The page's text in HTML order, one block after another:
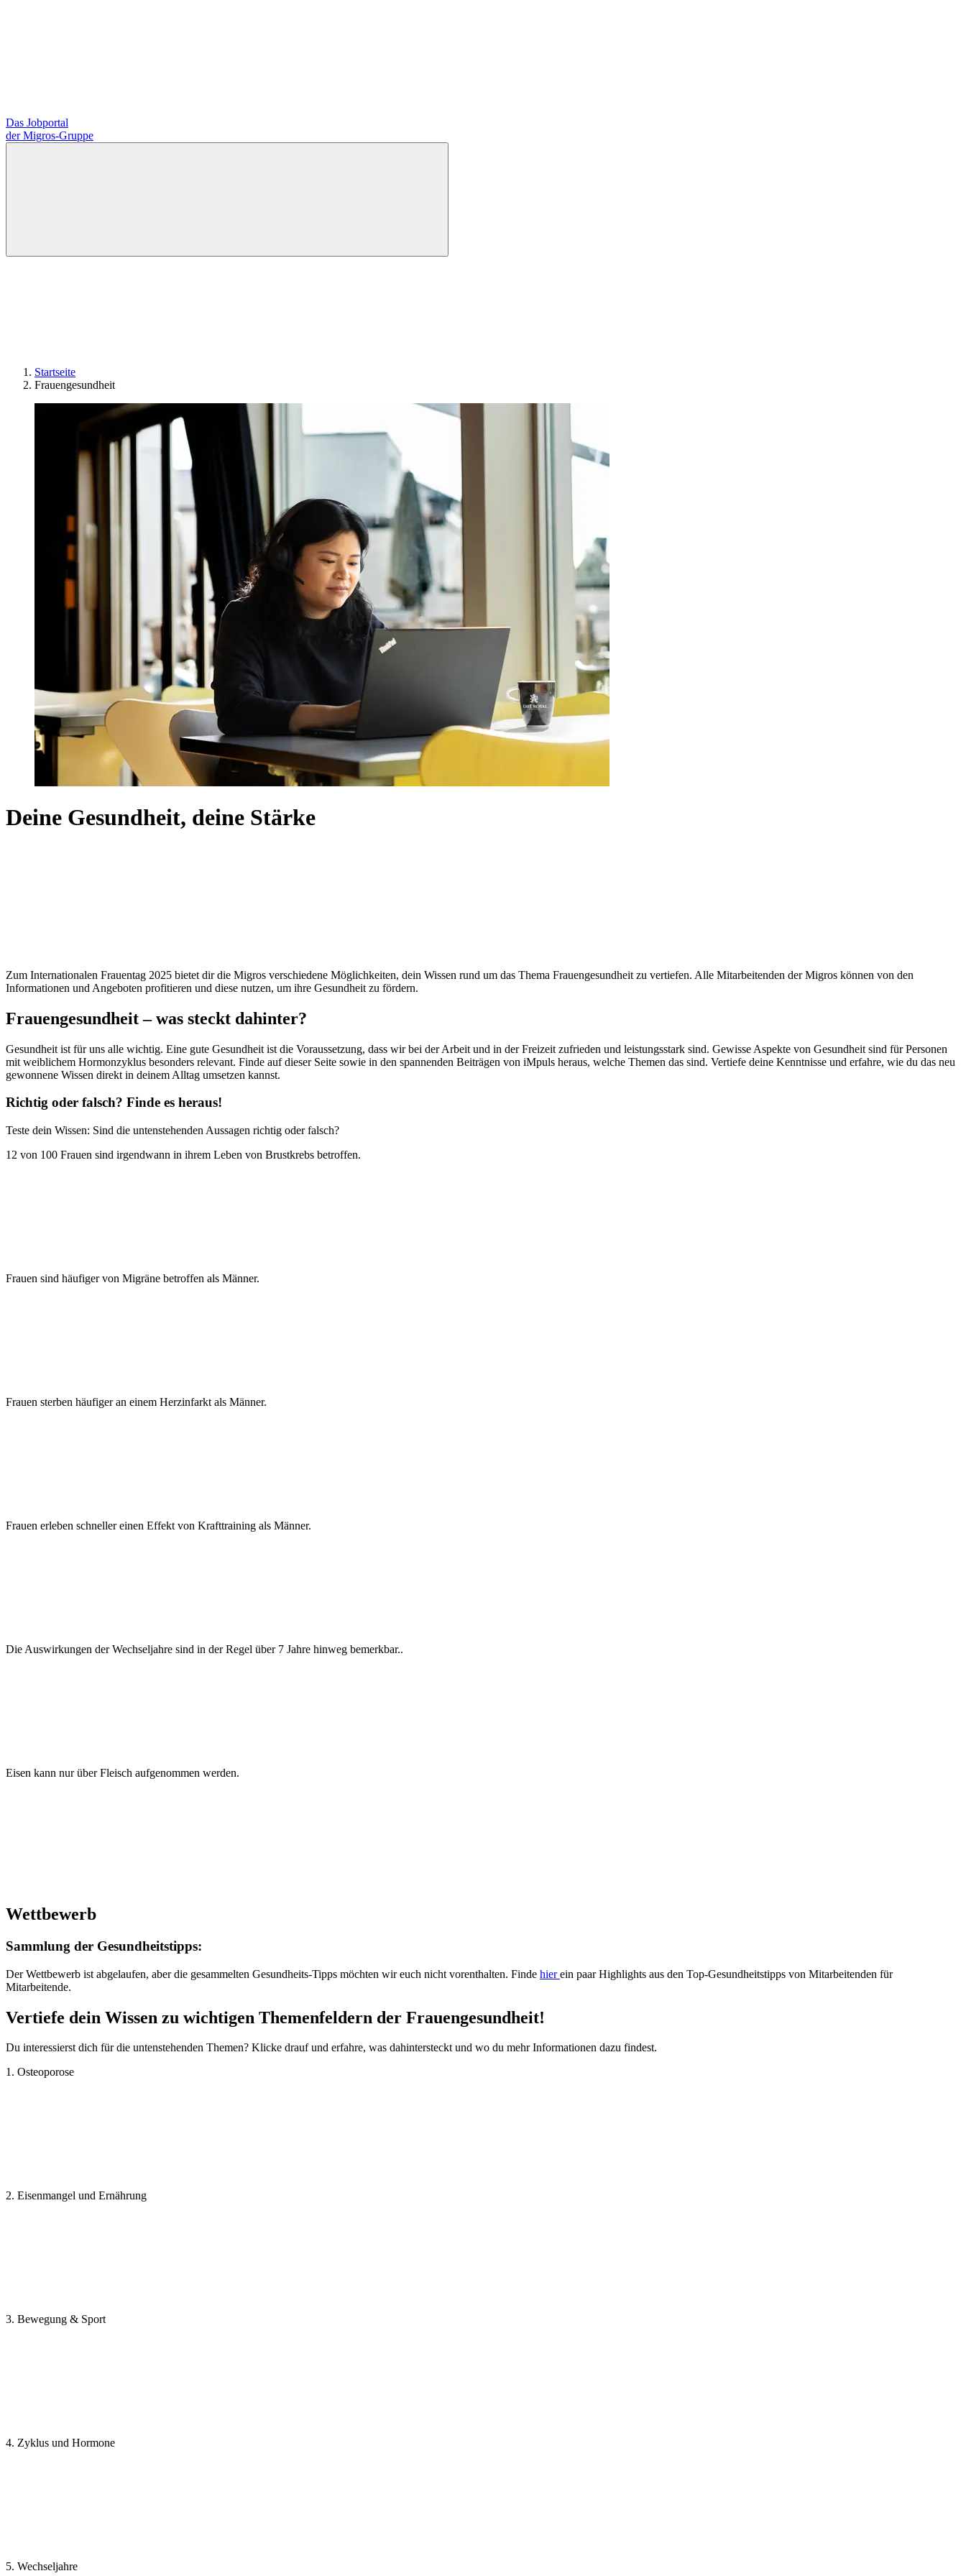
Das Jobportal
der Migros-Gruppe
Startseite
Frauengesundheit
Deine Gesundheit, deine Stärke
Zum Internationalen Frauentag 2025 bietet dir die Migros verschiedene Möglichkeiten, dein Wissen rund um das Thema Frauengesundheit zu vertiefen. Alle Mitarbeitenden der Migros können von den
Informationen und Angeboten profitieren und diese nutzen, um ihre Gesundheit zu fördern.
Frauengesundheit – was steckt dahinter?
Gesundheit ist für uns alle wichtig. Eine gute Gesundheit ist die Voraussetzung, dass wir bei der Arbeit und in der Freizeit zufrieden und leistungsstark sind. Gewisse Aspekte von Gesundheit sind für Personen
mit weiblichem Hormonzyklus besonders relevant. Finde auf dieser Seite sowie in den spannenden Beiträgen von iMpuls heraus, welche Themen das sind. Vertiefe deine Kenntnisse und erfahre, wie du das neu
gewonnene Wissen direkt in deinem Alltag umsetzen kannst.
Richtig oder falsch? Finde es heraus!
Teste dein Wissen: Sind die untenstehenden Aussagen richtig oder falsch?
12 von 100 Frauen sind irgendwann in ihrem Leben von Brustkrebs betroffen.
Frauen sind häufiger von Migräne betroffen als Männer.
Frauen sterben häufiger an einem Herzinfarkt als Männer.
Frauen erleben schneller einen Effekt von Krafttraining als Männer.
Die Auswirkungen der Wechseljahre sind in der Regel über 7 Jahre hinweg bemerkbar..
Eisen kann nur über Fleisch aufgenommen werden.
Wettbewerb
Sammlung der Gesundheitstipps:
Der Wettbewerb ist abgelaufen, aber die gesammelten Gesundheits-Tipps möchten wir euch nicht vorenthalten. Finde hierein paar Highlights aus den Top-Gesundheitstipps von Mitarbeitenden für
Mitarbeitende.
Vertiefe dein Wissen zu wichtigen Themenfeldern der Frauengesundheit!
Du interessierst dich für die untenstehenden Themen? Klicke drauf und erfahre, was dahintersteckt und wo du mehr Informationen dazu findest.
1. Osteoporose
2. Eisenmangel und Ernährung
3. Bewegung & Sport
4. Zyklus und Hormone
5. Wechseljahre